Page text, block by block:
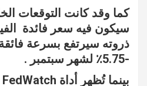
كما وقد كانت التوقعات
سيكون فيه سعر فائدة
-5.75٪ لشهر سبتمبر .